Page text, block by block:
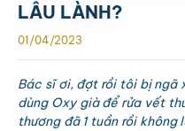
LÂU LÀNH?
01/04/2023
Bác sĩ ơi, đợt rồi tôi bị ngã
dùng Oxy già để rửa vết
thương đã 1 tuần rồi